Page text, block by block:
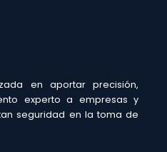
en aportar precisión,
experto a empresas y
seguridad en la toma de